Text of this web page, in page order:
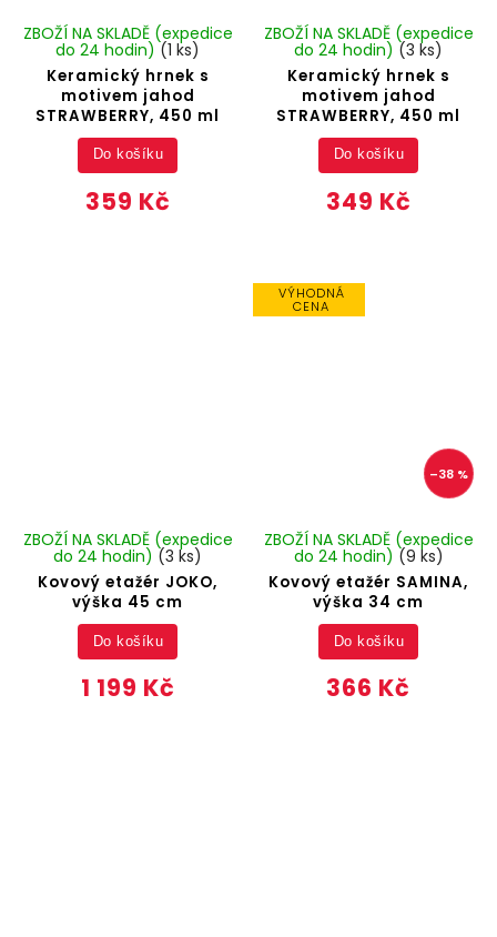
Keramický hrnek s
motivem jahod
STRAWBERRY, 450 ml
ZBOŽÍ NA SKLADĚ (expedice
do 24 hodin)(1 ks)
359 Kč
Do košíku
Keramický hrnek s
motivem jahod
STRAWBERRY, 450 ml
ZBOŽÍ NA SKLADĚ (expedice
do 24 hodin) (3 ks)
349 Kč
Do košíku
Kovový etažér JOKO,
výška 45 cm
ZBOŽÍ NA SKLADĚ (expedice
do 24 hodin) (3 ks)
1 199 Kč
Do košíku
VÝHODNÁ
CENA
–38 %
Kovový etažér SAMINA,
výška 34 cm
ZBOŽÍ NA SKLADĚ (expedice
do 24 hodin) (9 ks)
366 Kč
Do košíku